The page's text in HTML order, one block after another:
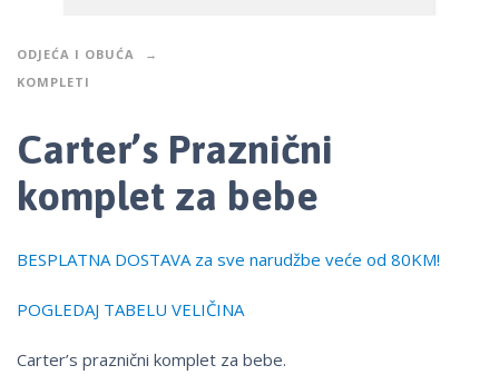
ODJEĆA I OBUĆA
KOMPLETI
Carter’s Praznični
komplet za bebe
BESPLATNA DOSTAVA za sve narudžbe veće od 80KM!
POGLEDAJ TABELU VELIČINA
Carter’s praznični komplet za bebe.